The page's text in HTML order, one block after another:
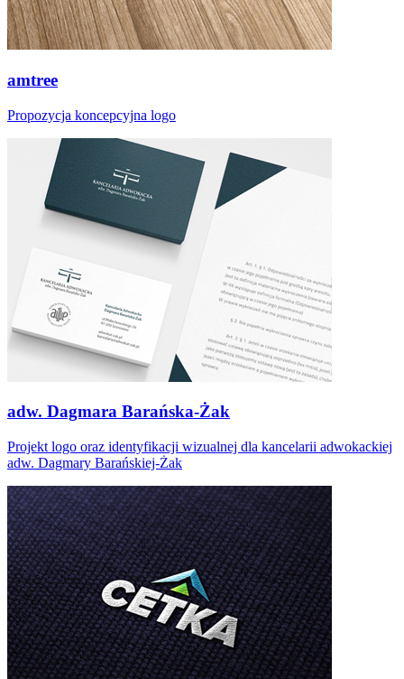
amtree
Propozycja koncepcyjna logo
adw. Dagmara Barańska-Żak
Projekt logo oraz identyfikacji wizualnej dla kancelarii adwokackiej
adw. Dagmary Barańskiej-Żak